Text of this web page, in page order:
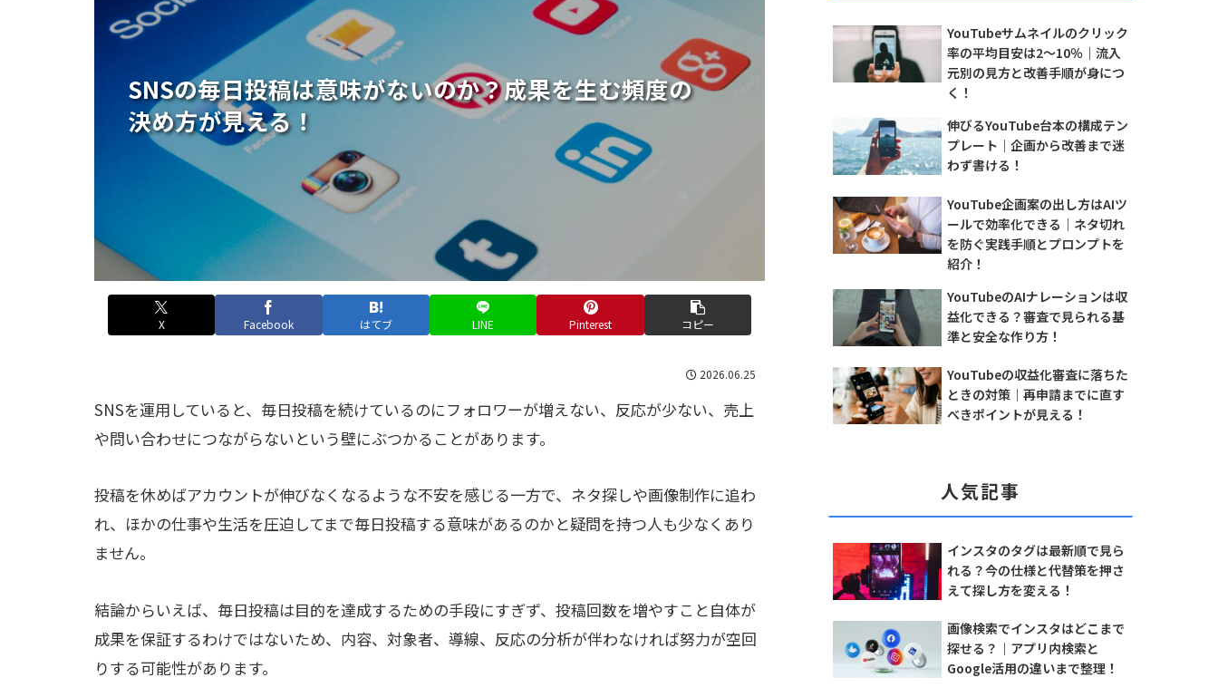
SNSの毎日投稿は意味がないのか？成果を生む頻度の
決め方が見える！
X Facebook はてブ LINE Pinterest コピー
2026.06.25
SNSを運用していると、毎日投稿を続けているのにフォロワーが増えない、反応が少ない、売上
や問い合わせにつながらないという壁にぶつかることがあります。
投稿を休めばアカウントが伸びなくなるような不安を感じる一方で、ネタ探しや画像制作に追わ
れ、ほかの仕事や生活を圧迫してまで毎日投稿する意味があるのかと疑問を持つ人も少なくあり
ません。
結論からいえば、毎日投稿は目的を達成するための手段にすぎず、投稿回数を増やすこと自体が
成果を保証するわけではないため、内容、対象者、導線、反応の分析が伴わなければ努力が空回
りする可能性があります。
YouTubeサムネイルのクリック
率の平均目安は2〜10％｜流入
元別の見方と改善手順が身につ
く！
伸びるYouTube台本の構成テン
プレート｜企画から改善まで迷
わず書ける！
YouTube企画案の出し方はAIツ
ールで効率化できる｜ネタ切れ
を防ぐ実践手順とプロンプトを
紹介！
YouTubeのAIナレーションは収
益化できる？審査で見られる基
準と安全な作り方！
YouTubeの収益化審査に落ちた
ときの対策｜再申請までに直す
べきポイントが見える！
人気記事
インスタのタグは最新順で見ら
れる？今の仕様と代替策を押さ
えて探し方を変える！
画像検索でインスタはどこまで
探せる？｜アプリ内検索と
Google活用の違いまで整理！